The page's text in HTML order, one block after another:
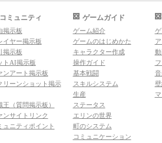
コミュニティ
掲示板
イヤー掲示板
掲示板
トAI掲示板
ンアート掲示板
リーンショット掲示
王（質問掲示板）
ンサイトリンク
ュニティポイント
ゲームガイド
ゲーム紹介
ゲームのはじめかた
キャラクター作成
操作ガイド
基本戦闘
スキルシステム
生産
ステータス
エリンの世界
町のシステム
コミュニケーション